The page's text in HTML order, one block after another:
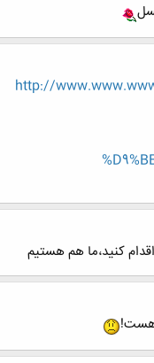
http://
کنید،ما هم هستیم